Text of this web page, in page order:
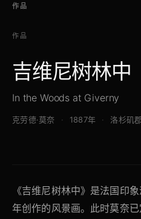
作品
作品
吉维尼树林中
In the Woods at Giverny
克劳德·莫奈 1887年 洛杉矶
《吉维尼树林中》是法国印
年创作的风景画。此时莫奈